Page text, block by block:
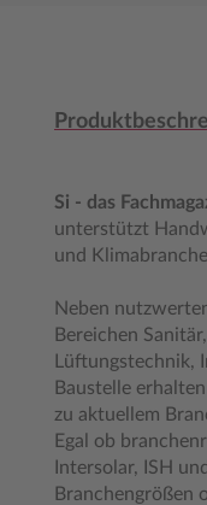
Si - das
unterstützt
und
Neben
Bereichen
Lüftungstechnik,
Baustelle
zu aktuellem
Egal ob
Intersolar, ISH
Branchengrößen